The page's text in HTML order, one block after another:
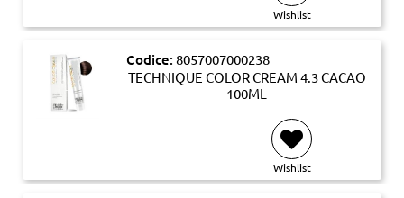
Wishlist
Codice: 8057007000238
TECHNIQUE COLOR CREAM 4.3 CACAO
100ML
Wishlist